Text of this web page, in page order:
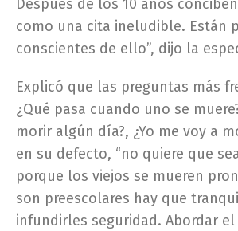
Después de los 10 años
como una cita ineludible. Están
conscientes de ello”, dijo la
Explicó que las preguntas más
¿Qué pasa cuando uno se
morir algún día?, ¿Yo me voy a
en su defecto, “no quiere que
porque los viejos se mueren
son preescolares hay que
infundirles seguridad. Abordar